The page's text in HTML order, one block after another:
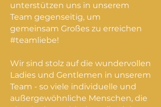
unterstützen uns in unserem
Team gegenseitig, um
gemeinsam Großes zu erreichen
#teamliebe!
Wir sind stolz auf die wundervollen
Ladies und Gentlemen in unserem
Team - so viele individuelle und
außergewöhnliche Menschen, die